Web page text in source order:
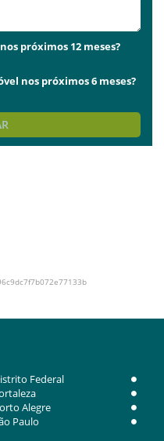
próximos 12 meses?
nos próximos 6 meses?
Federal
Alegre
Paulo